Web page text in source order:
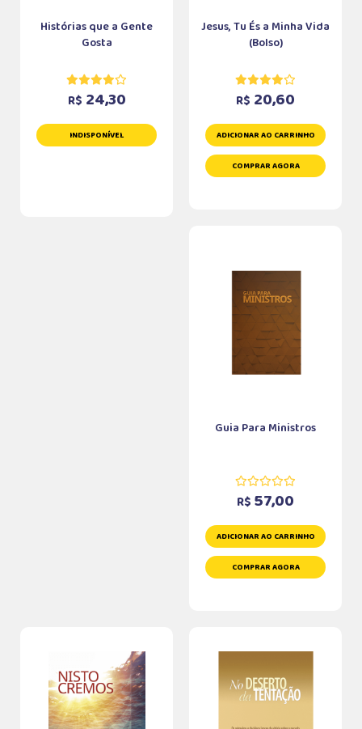
Histórias que a Gente
Gosta
R$ 24,30
INDISPONÍVEL
Jesus, Tu És a Minha Vida
(Bolso)
R$ 20,60
ADICIONAR AO CARRINHO
COMPRAR AGORA
Guia Para Ministros
R$ 57,00
ADICIONAR AO CARRINHO
COMPRAR AGORA